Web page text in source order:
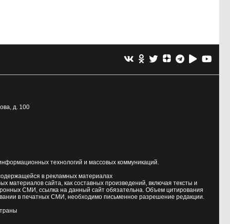
д. 100
технологий и массовых коммуникаций.
в рекламных материалах
материалов сайта, как составных произведений, включая тексты и
СМИ, ссылка на данный сайт обязательна. Объем цитирования
в печатных СМИ, необходимо письменное разрешение редакции.